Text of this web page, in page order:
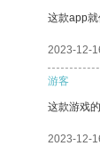
这款app就
2023-12-
游客
这款游戏
2023-12-